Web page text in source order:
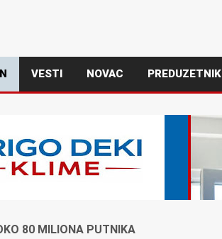
VESTI NOVAC PREDUZETNIK
80 MILIONA PUTNIKA